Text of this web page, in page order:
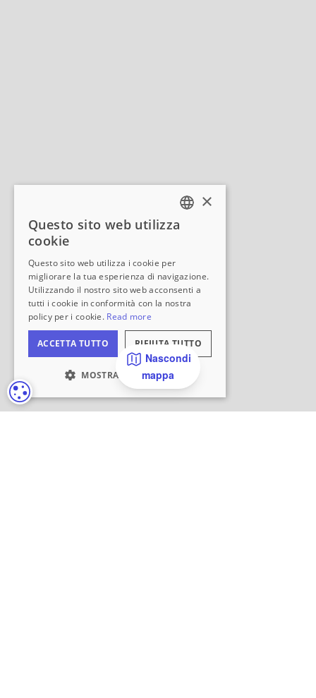
Nascondi
mappa
IMPOSTAZIONI DEI COOKIE